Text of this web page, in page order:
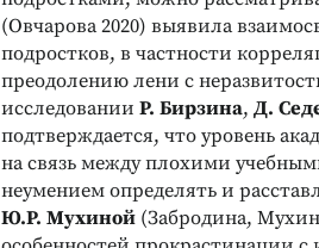
(Овчарова 2020) выявила
подростков, в частности
преодолению лени с
исследовании Р. Бирзина, Д.
подтверждается, что уровень
на связь между плохими
неумением определять и
Ю.Р. Мухиной (Забродина,